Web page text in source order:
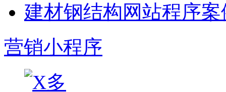
建材钢结构网站程序案
营销小程序